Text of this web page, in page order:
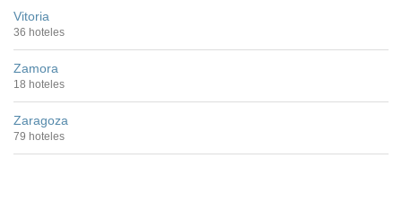
Vitoria
36 hoteles
Zamora
18 hoteles
Zaragoza
79 hoteles